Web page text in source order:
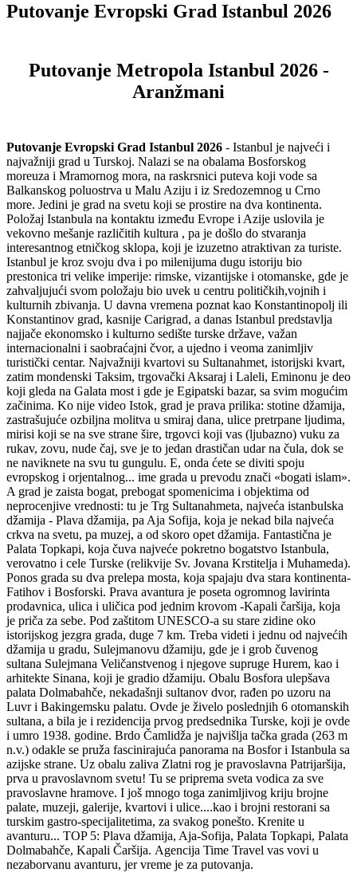
Putovanje Evropski Grad Istanbul 2026
Putovanje Metropola Istanbul 2026 -
Aranžmani
Putovanje Evropski Grad Istanbul 2026 - Istanbul je najveći i
najvažniji grad u Turskoj. Nalazi se na obalama Bosforskog
moreuza i Mramornog mora, na raskrsnici puteva koji vode sa
Balkanskog poluostrva u Malu Aziju i iz Sredozemnog u Crno
more. Jedini je grad na svetu koji se prostire na dva kontinenta.
Položaj Istanbula na kontaktu između Evrope i Azije uslovila je
vekovno mešanje različitih kultura , pa je došlo do stvaranja
interesantnog etničkog sklopa, koji je izuzetno atraktivan za turiste.
Istanbul je kroz svoju dva i po milenijuma dugu istoriju bio
prestonica tri velike imperije: rimske, vizantijske i otomanske, gde je
zahvaljujući svom položaju bio uvek u centru političkih,vojnih i
kulturnih zbivanja. U davna vremena poznat kao Konstantinopolj ili
Konstantinov grad, kasnije Carigrad, a danas Istanbul predstavlja
najjače ekonomsko i kulturno sedište turske države, važan
internacionalni i saobraćajni čvor, a ujedno i veoma zanimljiv
turistički centar. Najvažniji kvartovi su Sultanahmet, istorijski kvart,
zatim mondenski Taksim, trgovački Aksaraj i Laleli, Eminonu je deo
koji gleda na Galata most i gde je Egipatski bazar, sa svim mogućim
začinima. Ko nije video Istok, grad je prava prilika: stotine džamija,
zastrašujuće ozbiljna molitva u smiraj dana, ulice pretrpane ljudima,
mirisi koji se na sve strane šire, trgovci koji vas (ljubazno) vuku za
rukav, zovu, nude čaj, sve je to jedan drastičan udar na čula, dok se
ne naviknete na svu tu gungulu. E, onda ćete se diviti spoju
evropskog i orjentalnog... ime grada u prevodu znači «bogati islam».
A grad je zaista bogat, prebogat spomenicima i objektima od
neprocenjive vrednosti: tu je Trg Sultanahmeta, najveća istanbulska
džamija - Plava džamija, pa Aja Sofija, koja je nekad bila najveća
crkva na svetu, pa muzej, a od skoro opet džamija. Fantastična je
Palata Topkapi, koja čuva najveće pokretno bogatstvo Istanbula,
verovatno i cele Turske (relikvije Sv. Jovana Krstitelja i Muhameda).
Ponos grada su dva prelepa mosta, koja spajaju dva stara kontinenta-
Fatihov i Bosforski. Prava avantura je poseta ogromnog lavirinta
prodavnica, ulica i uličica pod jednim krovom -Kapali čaršija, koja
je priča za sebe. Pod zaštitom UNESCO-a su stare zidine oko
istorijskog jezgra grada, duge 7 km. Treba videti i jednu od najvećih
džamija u gradu, Sulejmanovu džamiju, gde je i grob čuvenog
sultana Sulejmana Veličanstvenog i njegove supruge Hurem, kao i
arhitekte Sinana, koji je gradio džamiju. Obalu Bosfora ulepšava
palata Dolmabahče, nekadašnji sultanov dvor, rađen po uzoru na
Luvr i Bakingemsku palatu. Ovde je živelo poslednjih 6 otomanskih
sultana, a bila je i rezidencija prvog predsednika Turske, koji je ovde
i umro 1938. godine. Brdo Čamlidža je najvišlja tačka grada (263 m
n.v.) odakle se pruža fascinirajuća panorama na Bosfor i Istanbula sa
azijske strane. Uz obalu zaliva Zlatni rog je pravoslavna Patrijaršija,
prva u pravoslavnom svetu! Tu se priprema sveta vodica za sve
pravoslavne hramove. I još mnogo toga zanimljivog kriju brojne
palate, muzeji, galerije, kvartovi i ulice....kao i brojni restorani sa
turskim gastro-specijalitetima, za svakog ponešto. Krenite u
avanturu... TOP 5: Plava džamija, Aja-Sofija, Palata Topkapi, Palata
Dolmabahče, Kapali Čaršija. Agencija Time Travel vas vovi u
nezaborvanu avanturu, jer vreme je za putovanja.